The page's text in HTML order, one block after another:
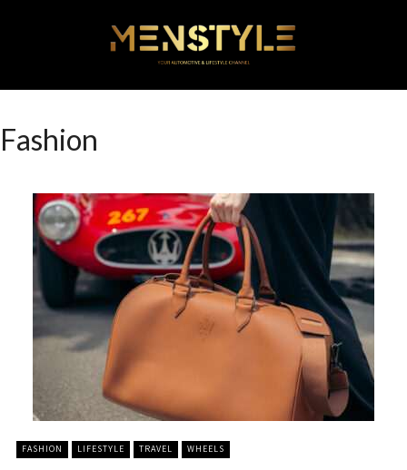
Fashion
FASHION LIFESTYLE TRAVEL WHEELS